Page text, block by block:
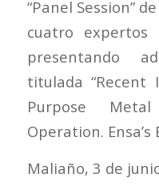
“Panel Session”
cuatro expertos
presentando
titulada “Recent
Purpose
Operation. Ensa’s
Maliaño, 3 de